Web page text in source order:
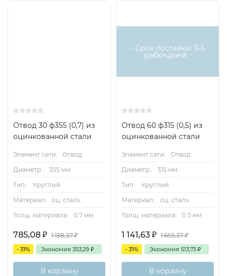
Отвод 30 ф355 (0,7) из
оцинкованной стали
Элемент сети:
Отвод
Диаметр.:
355 мм
Тип.:
Круглый
Материал:
оц. сталь
Толщ. материала:
0.7 мм
785,08 ₽ 1 138,37₽
- 31% Экономия 353,29 ₽
В корзину
- Срок поставки: 3-5
рабоч.дней -
Отвод 60 ф315 (0,5) из
оцинкованной стали
Элемент сети:
Отвод
Диаметр.:
315 мм
Тип.:
Круглый
Материал:
оц. сталь
Толщ. материала:
0.5 мм
1 141,63 ₽ 1 655,37₽
- 31% Экономия 513,73 ₽
В корзину